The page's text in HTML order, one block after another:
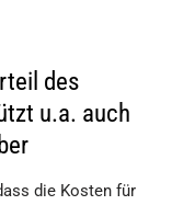
des
u.a. auch
die Kosten für